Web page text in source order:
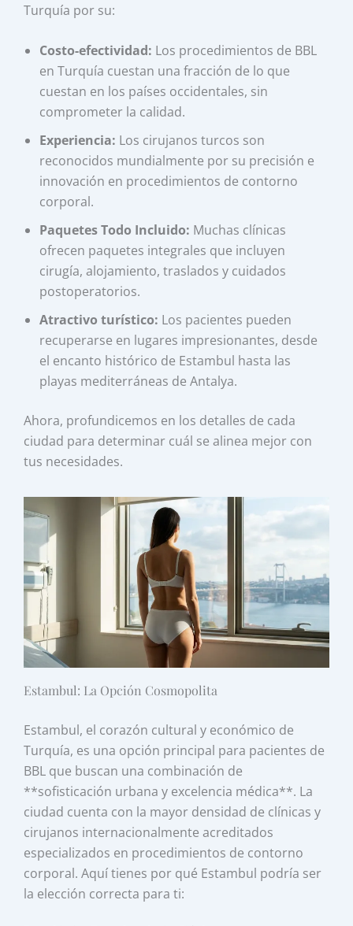
Turquía por su:
Costo-efectividad: Los procedimientos de BBL
en Turquía cuestan una fracción de lo que
cuestan en los países occidentales, sin
comprometer la calidad.
Experiencia: Los cirujanos turcos son
reconocidos mundialmente por su precisión e
innovación en procedimientos de contorno
corporal.
Paquetes Todo Incluido: Muchas clínicas
ofrecen paquetes integrales que incluyen
cirugía, alojamiento, traslados y cuidados
postoperatorios.
Atractivo turístico: Los pacientes pueden
recuperarse en lugares impresionantes, desde
el encanto histórico de Estambul hasta las
playas mediterráneas de Antalya.
Ahora, profundicemos en los detalles de cada
ciudad para determinar cuál se alinea mejor con
tus necesidades.
Estambul: La Opción Cosmopolita
Estambul, el corazón cultural y económico de
Turquía, es una opción principal para pacientes de
BBL que buscan una combinación de
**sofisticación urbana y excelencia médica**. La
ciudad cuenta con la mayor densidad de clínicas y
cirujanos internacionalmente acreditados
especializados en procedimientos de contorno
corporal. Aquí tienes por qué Estambul podría ser
la elección correcta para ti: